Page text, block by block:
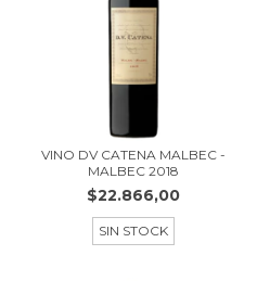
VINO DV CATENA MALBEC -
MALBEC 2018
$22.866,00
SIN STOCK